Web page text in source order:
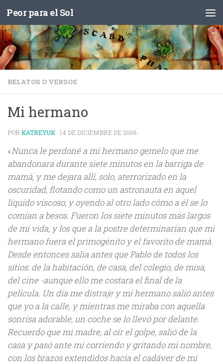
Saltar al contenido
Peor para el Sol
RELATOS O VERSOS
Mi hermano
PORKATREYUK · 14 DE DICIEMBRE DE 2006
«Nunca le perdoné a mi hermano gemelo que me
abandonara durante siete minutos en la barriga de
mamá, y me dejara allí, solo, aterrorizado en la
oscuridad, flotando como un astronauta en aquel
líquido viscoso, y oyendo al otro lado cómo a él se lo
comían a besos. Fueron los siete minutos más largos
de mi vida, y los que a la postre determinarían que mi
hermano fuera el primogénito y el favorito de mamá.
Desde entonces salía antes que Pablo de todos los
sitios: de la habitación, de casa, del colegio, de misa,
del cine -aunque ello me costara el final de la
película. Un día me distraje y mi hermano salió antes
que yo a la calle, y mientras me miraba con aquella
sonrisa adorable, un coche se lo llevó por delante.
Recuerdo que mi madre, al oír el golpe, salió de la
casa y pasó ante mí corriendo y gritando mi nombre,
con los brazos extendidos hacia el cadáver de mi